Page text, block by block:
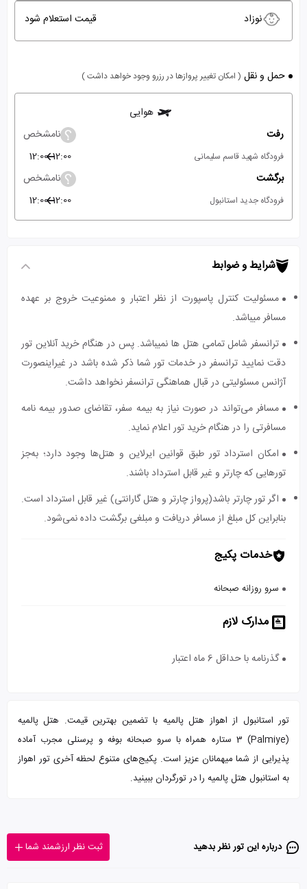
نوزاد قیمت استعلام شود
حمل و نقل ( امکان تغییر پروازها در رزرو وجود خواهد داشت )
هوایی
رفت
نامشخص
فرودگاه شهید قاسم سلیمانی 12:00
12:00
برگشت
نامشخص
فرودگاه جدید استانبول 12:00
12:00
شرایط و ضوابط
مسئولیت کنترل پاسپورت از نظر اعتبار و ممنوعیت خروج بر عهده
مسافر میباشد.
ترانسفر شامل تمامی هتل ها نمیباشد. پس در هنگام خرید آنلاین تور
دقت نمایید ترانسفر در خدمات تور شما ذکر شده باشد در غیراینصورت
آژانس مسئولیتی در قبال هماهنگی ترانسفر نخواهد داشت.
مسافر می‌تواند در صورت نیاز به بیمه سفر، تقاضای صدور بیمه نامه
مسافرتی را در هنگام خرید تور اعلام نماید.
امکان استرداد تور طبق قوانین ایرلاین و هتل‌ها وجود دارد؛ به‌جز
تورهایی که چارتر و غیر قابل استرداد باشند.
اگر تور چارتر باشد(پرواز چارتر و هتل گارانتی) غیر قابل استرداد است.
بنابراین کل مبلغ از مسافر دریافت و مبلغی برگشت داده نمی‌شود.
خدمات پکیج
سرو روزانه صبحانه
مدارک لازم
گذرنامه با حداقل 6 ماه اعتبار
تور استانبول از اهواز هتل پالمیه با تضمین بهترین قیمت. هتل پالمیه
(Palmiye) 3 ستاره همراه با سرو صبحانه بوفه و پرسنلی مجرب آماده
پذیرایی از شما میهمانان عزیز است. پکیج‌های متنوع لحظه آخری تور اهواز
به استانبول هتل پالمیه را در تورگردان ببینید.
درباره این تور‌ نظر بدهید ثبت نظر ارزشمند شما